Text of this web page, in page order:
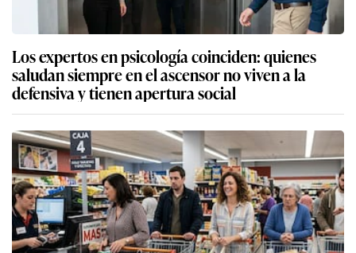
Los expertos en psicología coinciden: quienes
saludan siempre en el ascensor no viven a la
defensiva y tienen apertura social